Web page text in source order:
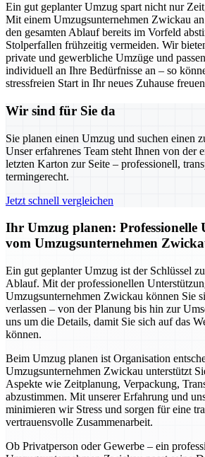
Ein gut geplanter Umzug spart nicht nur
Mit einem Umzugsunternehmen Zwickau
den gesamten Ablauf bereits im Vorfeld
Stolperfallen frühzeitig vermeiden. Wir
private und gewerbliche Umzüge und
individuell an Ihre Bedürfnisse an – so
stressfreien Start in Ihr neues Zuhause
Wir sind für Sie da
Sie planen einen Umzug und suchen einen
Unser erfahrenes Team steht Ihnen von der
letzten Karton zur Seite – professionell,
termingerecht.
Jetzt schnell vergleichen
Ihr Umzug planen: Professionelle
vom Umzugsunternehmen
Ein gut geplanter Umzug ist der Schlüssel
Ablauf. Mit der professionellen
Umzugsunternehmen Zwickau können Sie
verlassen – von der Planung bis hin zur
uns um die Details, damit Sie sich auf das
können.
Beim Umzug planen ist Organisation
Umzugsunternehmen Zwickau unterstützt
Aspekte wie Zeitplanung, Verpackung,
abzustimmen. Mit unserer Erfahrung und
minimieren wir Stress und sorgen für eine
vertrauensvolle Zusammenarbeit.
Ob Privatperson oder Gewerbe – ein